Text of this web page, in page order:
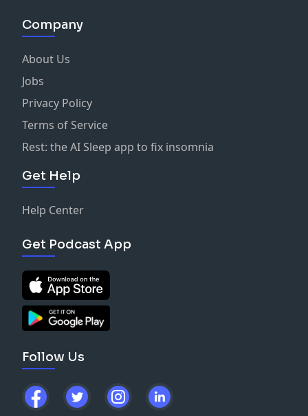
Company
About Us
Jobs
Privacy Policy
Terms of Service
Rest: the AI Sleep app to fix insomnia
Get Help
Help Center
Get Podcast App
Follow Us